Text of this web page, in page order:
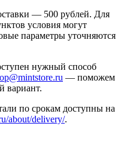
— 500 рублей. Для
условия могут
параметры уточняются
нужный способ
— поможем
вариант.
по срокам доступны на
about/delivery/.